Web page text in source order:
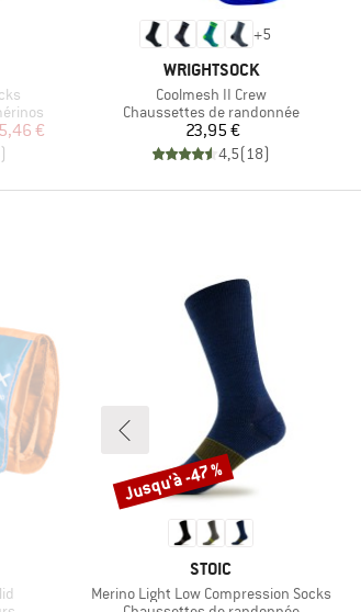
€
)
+5
MARQUE
WRIGHTSOCK
Article
Coolmesh II Crew
Product group
Chaussettes de randonnée
Prix
23,95 €
4,5(18)
MARQUE
STOIC
Article
Merino Light Low Compression Socks
Remise
Jusqu'à -47 %